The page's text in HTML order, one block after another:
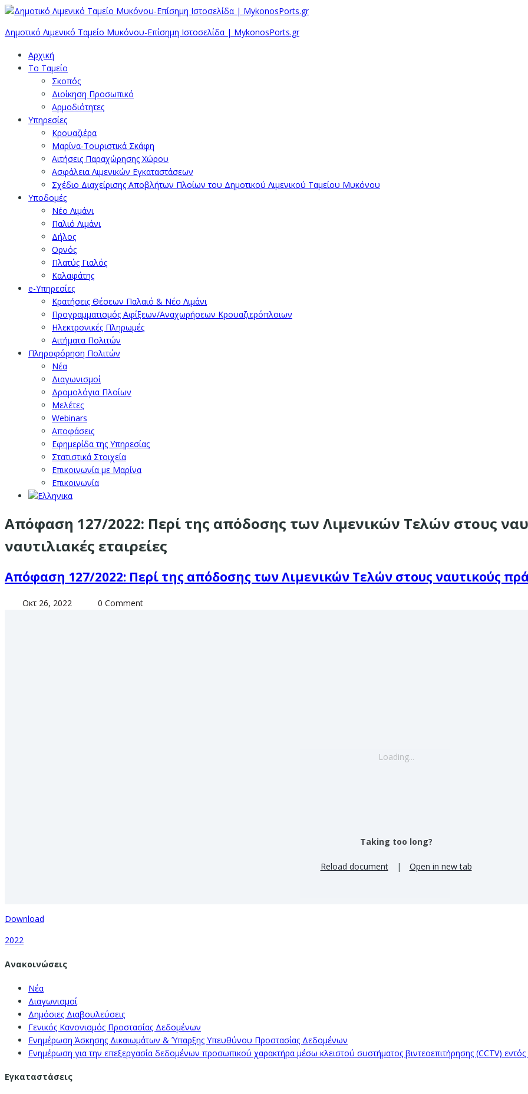
Δημοτικό Λιμενικό Ταμείο Μυκόνου-Επίσημη Ιστοσελίδα | MykonosPorts.gr
Αρχική
Το Ταμείο
Σκοπός
Διοίκηση Προσωπικό
Αρμοδιότητες
Υπηρεσίες
Κρουαζιέρα
Μαρίνα-Τουριστικά Σκάφη
Αιτήσεις Παραχώρησης Χώρου
Ασφάλεια Λιμενικών Εγκαταστάσεων
Σχέδιο Διαχείρισης Αποβλήτων Πλοίων του Δημοτικού Λιμενικού Ταμείου Μυκόνου
Υποδομές
Νέο Λιμάνι
Παλιό Λιμάνι
Δήλος
Ορνός
Πλατύς Γιαλός
Καλαφάτης
e-Υπηρεσίες
Κρατήσεις Θέσεων Παλαιό & Νέο Λιμάνι
Προγραμματισμός Αφίξεων/Αναχωρήσεων Κρουαζιερόπλοιων
Ηλεκτρονικές Πληρωμές
Αιτήματα Πολιτών
Πληροφόρηση Πολιτών
Νέα
Διαγωνισμοί
Δρομολόγια Πλοίων
Μελέτες
Webinars
Αποφάσεις
Εφημερίδα της Υπηρεσίας
Στατιστικά Στοιχεία
Επικοινωνία με Μαρίνα
Επικοινωνία
Απόφαση 127/2022: Περί της απόδοσης των Λιμενικών Τελών στους
ναυτιλιακές εταιρείες
Απόφαση 127/2022: Περί της απόδοσης των Λιμενικών Τελών στους ναυτικούς
Οκτ 26, 2022 0 Comment
Loading...
Taking too long?
Reload document | Open in new tab
Download
2022
Ανακοινώσεις
Νέα
Διαγωνισμοί
Δημόσιες Διαβουλεύσεις
Γενικός Κανονισμός Προστασίας Δεδομένων
Ενημέρωση Άσκησης Δικαιωμάτων & Ύπαρξης Υπευθύνου Προστασίας Δεδομένων
Ενημέρωση για την επεξεργασία δεδομένων προσωπικού χαρακτήρα μέσω κλειστού συστήματος βιντεοεπιτήρησης (CCTV)
Εγκαταστάσεις